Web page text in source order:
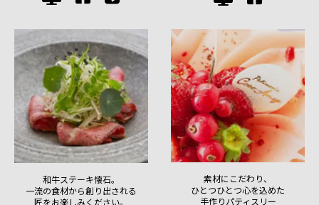
和牛ステーキ懐石。
一流の食材から創り出される
匠をお楽しみください。
素材にこだわり、
ひとつひとつ心を込めた
手作りパティスリー